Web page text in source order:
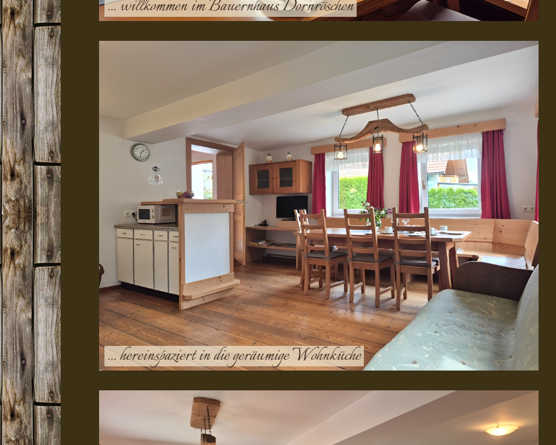
... willkommen im Bauernhaus Dornröschen
... hereinspaziert in die geräumige Wohnküche